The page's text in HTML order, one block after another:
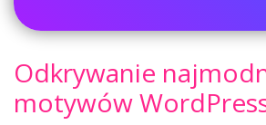
Odkrywanie
motywów